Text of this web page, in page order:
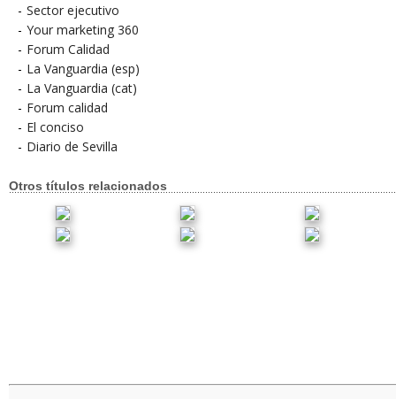
- Sector ejecutivo
- Your marketing 360
- Forum Calidad
- La Vanguardia (esp)
- La Vanguardia (cat)
- Forum calidad
- El conciso
- Diario de Sevilla
Otros títulos relacionados